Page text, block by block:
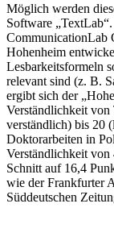
Möglich werden
Software
CommunicationLab
Hohenheim
Lesbarkeitsformeln
relevant sind (z. B.
ergibt sich der
Verständlichkeit von
verständlich) bis 20
Doktorarbeiten in
Verständlichkeit
Schnitt auf 16,4
wie der Frankfurter
Süddeutschen